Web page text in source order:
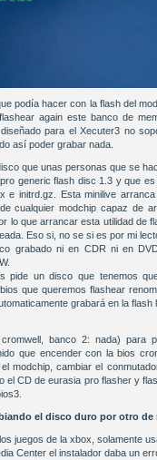
podía hacer con la flash del
again este banco de
para el Xecuter3 no
así poder grabar nada.
que unas personas que se
generic flash disc 1.3 y que
e initrd.gz. Esta minilive
cualquier modchip capaz de
lo que arrancar esta utilidad de
Eso si, no se si es por mi
grabado ni en CDR ni en
pide un disco que tenemos
que queremos flashear
grabará en la flash
banco 2: nada) para
que encender con la bios
modchip, cambiar el
el CD de eurasia pro flasher y
el disco duro por otro de
juegos de la xbox, solamente
Center el instalador daba un